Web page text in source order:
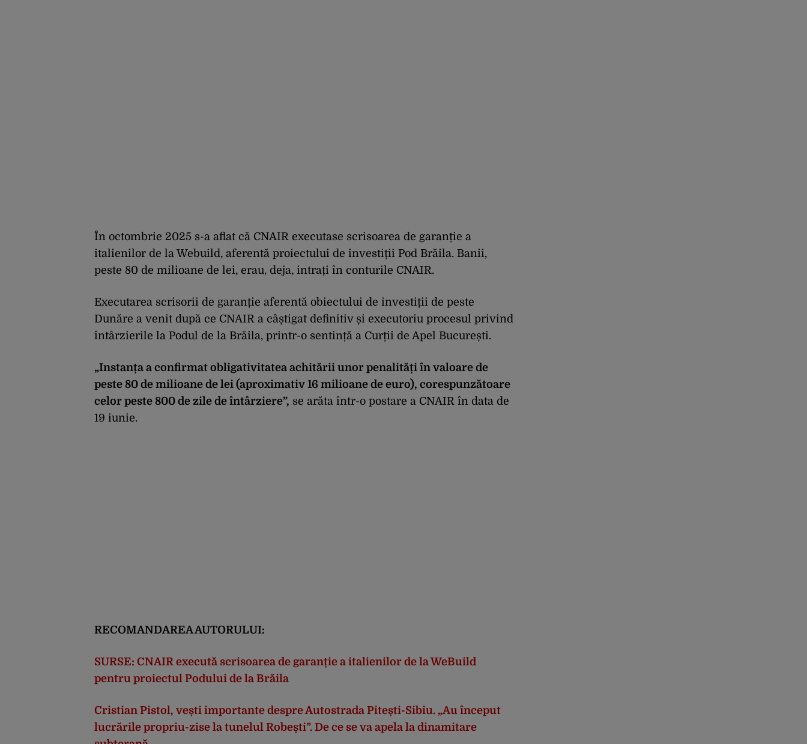
În octombrie 2025 s-a aflat că CNAIR executase scrisoarea de garanție a
italienilor de la Webuild, aferentă proiectului de investiții Pod Brăila. Banii,
peste 80 de milioane de lei, erau, deja, intrați în conturile CNAIR.
Executarea scrisorii de garanție aferentă obiectului de investiții de peste
Dunăre a venit după ce CNAIR a câștigat definitiv și executoriu procesul privind
întârzierile la Podul de la Brăila, printr-o sentință a Curții de Apel București.
„Instanța a confirmat obligativitatea achitării unor penalități în valoare de
peste 80 de milioane de lei (aproximativ 16 milioane de euro), corespunzătoare
celor peste 800 de zile de întârziere”, se arăta într-o postare a CNAIR în data de
19 iunie.
RECOMANDAREA AUTORULUI:
SURSE: CNAIR execută scrisoarea de garanție a italienilor de la WeBuild
pentru proiectul Podului de la Brăila
Cristian Pistol, vești importante despre Autostrada Pitești-Sibiu. „Au început
lucrările propriu-zise la tunelul Robești”. De ce se va apela la dinamitare